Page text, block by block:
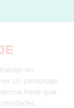
en
un personaje
hace que